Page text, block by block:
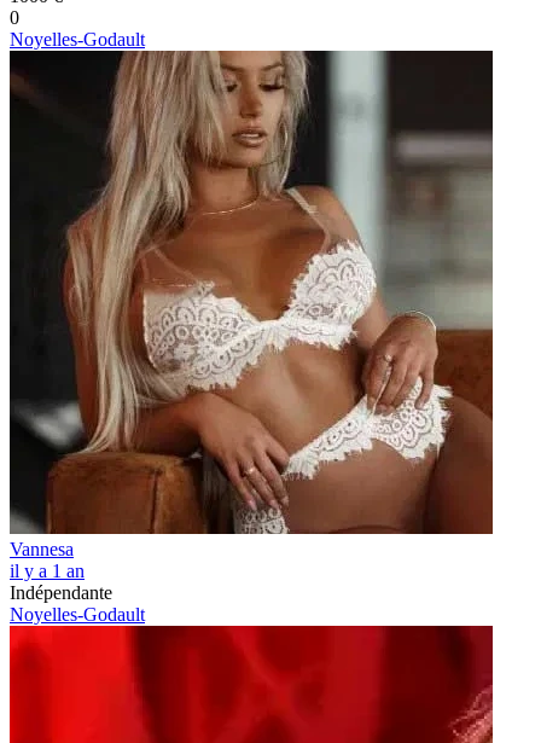
0
Noyelles-Godault
Vannesa
il y a 1 an
Indépendante
Noyelles-Godault